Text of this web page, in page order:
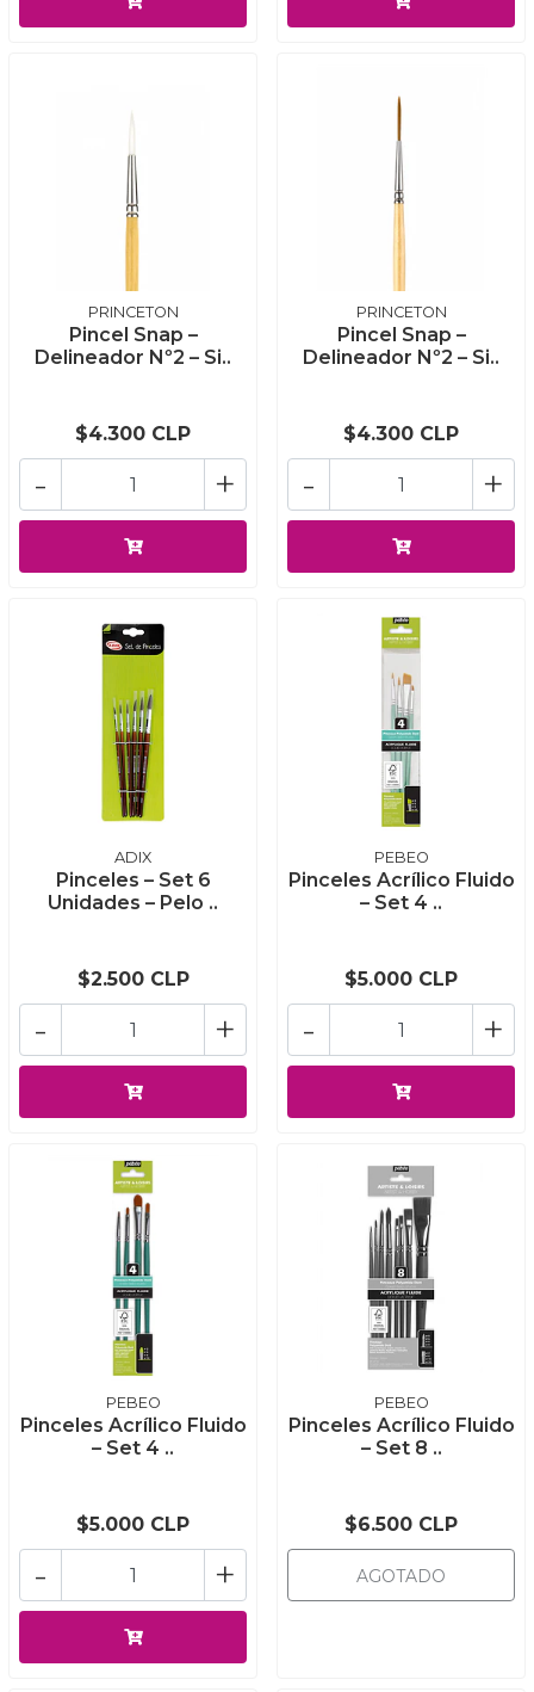
PRINCETON
Pincel Snap –
Delineador Nº2 – Si..
$4.300 CLP
+
-
PRINCETON
Pincel Snap –
Delineador Nº2 – Si..
$4.300 CLP
+
-
ADIX
Pinceles – Set 6
Unidades – Pelo ..
$2.500 CLP
+
-
PEBEO
Pinceles Acrílico Fluido
– Set 4 ..
$5.000 CLP
+
-
PEBEO
Pinceles Acrílico Fluido
– Set 4 ..
$5.000 CLP
+
-
PEBEO
Pinceles Acrílico Fluido
– Set 8 ..
$6.500 CLP
AGOTADO